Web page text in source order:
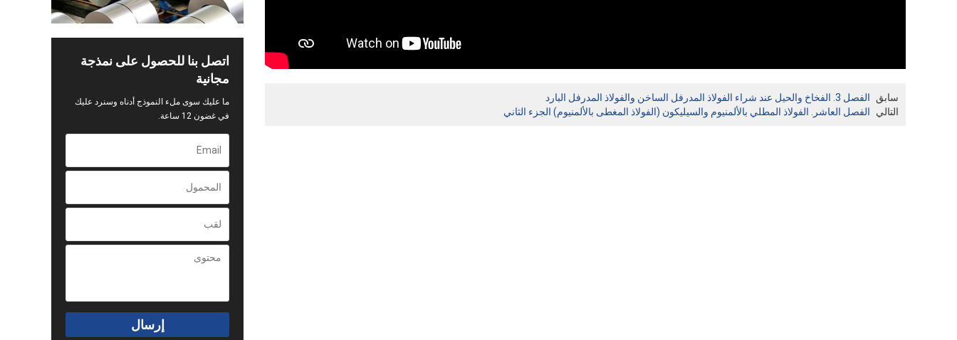
اتصل بنا للحصول على نمذجة
مجانية
ما عليك سوى ملء النموذج أدناه وسنرد عليك
في غضون 12 ساعة.
إرسال
سابق
الفصل 3. الفخاخ والحيل عند شراء الفولاذ المدرفل الساخن والفولاذ المدرفل البارد
التالي
الفصل العاشر. الفولاذ المطلي بالألمنيوم والسيليكون (الفولاذ المغطى بالألمنيوم) الجزء الثاني